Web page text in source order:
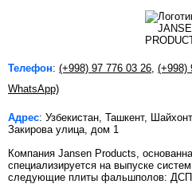
Телефон: (+998) 97 776 03 26 (+998)
WhatsApp)
Адрес: Узбекистан, Ташкент,
Закирова улица, дом 1
Компания Jansen Products,
специализируется на выпуске
следующие плиты фальшполов: ДСП